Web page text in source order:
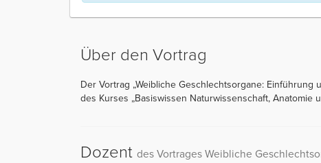
Über den Vortrag
Der Vortrag „Weibliche Geschlechtsorgane:
des Kurses „Basiswissen Naturwissenschaft, Anatomie
Dozent des Vortrages Weibliche